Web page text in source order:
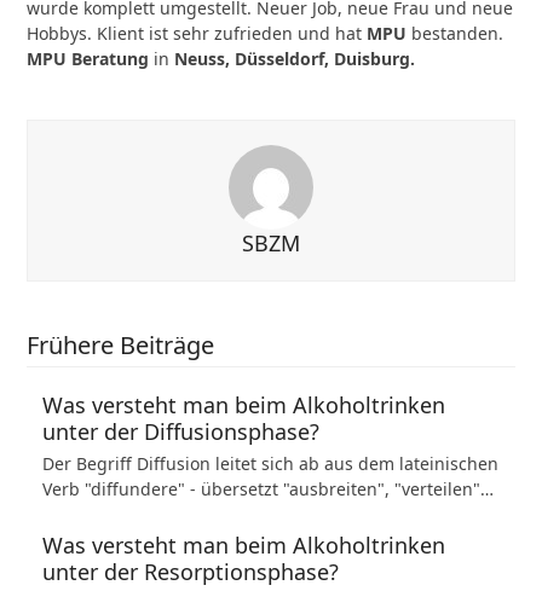
wurde komplett umgestellt. Neuer Job, neue Frau und neue
Hobbys. Klient ist sehr zufrieden und hat MPU bestanden.
MPU Beratung in Neuss, Düsseldorf, Duisburg.
SBZM
Frühere Beiträge
Was versteht man beim Alkoholtrinken
unter der Diffusionsphase?
Der Begriff Diffusion leitet sich ab aus dem lateinischen
Verb "diffundere" - übersetzt "ausbreiten", "verteilen"…
Was versteht man beim Alkoholtrinken
unter der Resorptionsphase?